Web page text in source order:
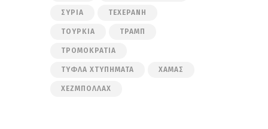
ΣΥΡΊΑ ΤΕΧΕΡΆΝΗ
ΤΟΥΡΚΊΑ ΤΡΑΜΠ
ΤΡΟΜΟΚΡΑΤΊΑ
ΤΥΦΛΆ ΧΤΥΠΉΜΑΤΑ ΧΑΜΆΣ
ΧΕΖΜΠΟΛΛΆΧ